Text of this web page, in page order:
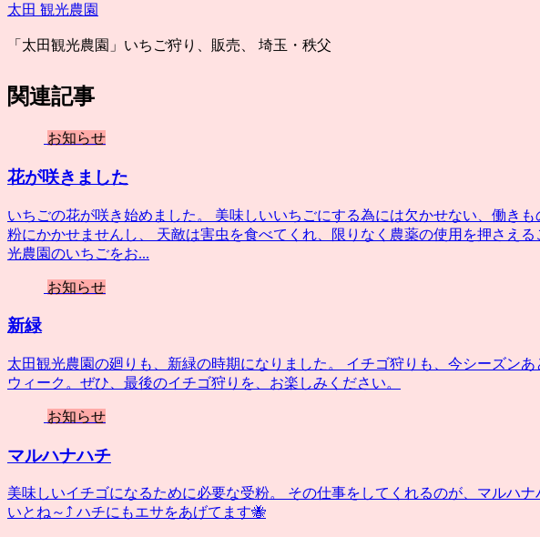
太田 観光農園
「太田観光農園」いちご狩り、販売、 埼玉・秩父
関連記事
お知らせ
花が咲きました
いちごの花が咲き始めました。 美味しいいちごにする為には欠かせない、働き
粉にかかせませんし、 天敵は害虫を食べてくれ、限りなく農薬の使用を押さえ
光農園のいちごをお...
お知らせ
新緑
太田観光農園の廻りも、新緑の時期になりました。 イチゴ狩りも、今シーズン
ウィーク。ぜひ、最後のイチゴ狩りを、お楽しみください。
お知らせ
マルハナハチ
美味しいイチゴになるために必要な受粉。 その仕事をしてくれるのが、マルハ
いとね～⤴️ ハチにもエサをあげてます🐝